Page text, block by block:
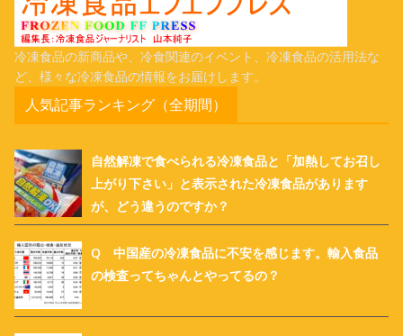
冷凍食品の新商品や、冷食関連のイベント、冷凍食品の活用法な
ど、様々な冷凍食品の情報をお届けします。
人気記事ランキング（全期間）
自然解凍で食べられる冷凍食品と「加熱してお召し
上がり下さい」と表示された冷凍食品があります
が、どう違うのですか？
Q 中国産の冷凍食品に不安を感じます。輸入食品
の検査ってちゃんとやってるの？